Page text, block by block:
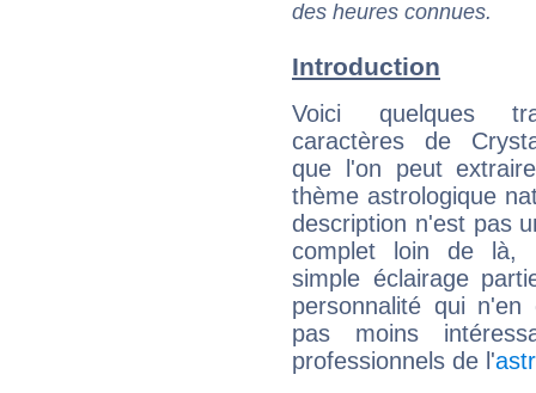
des heures connues.
Introduction
Voici quelques
caractères de
que l'on peut
thème astrologique
description n'est pas
complet loin de là,
simple éclairage
personnalité qui n'en
pas moins
professionnels de l'